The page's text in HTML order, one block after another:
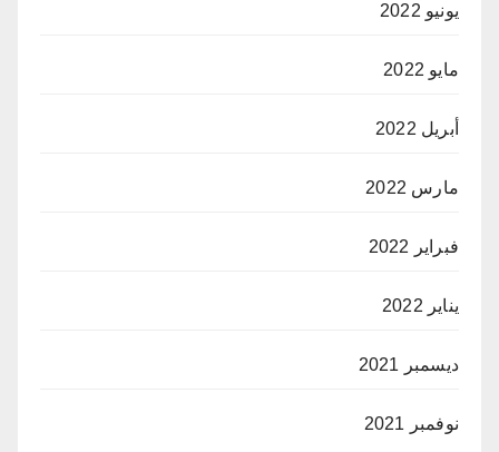
يونيو 2022
مايو 2022
أبريل 2022
مارس 2022
فبراير 2022
يناير 2022
ديسمبر 2021
نوفمبر 2021